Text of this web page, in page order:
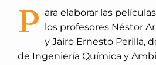
P ara elaborar las
los profesores Néstor
y Jairo Ernesto Perilla,
de Ingeniería Química y